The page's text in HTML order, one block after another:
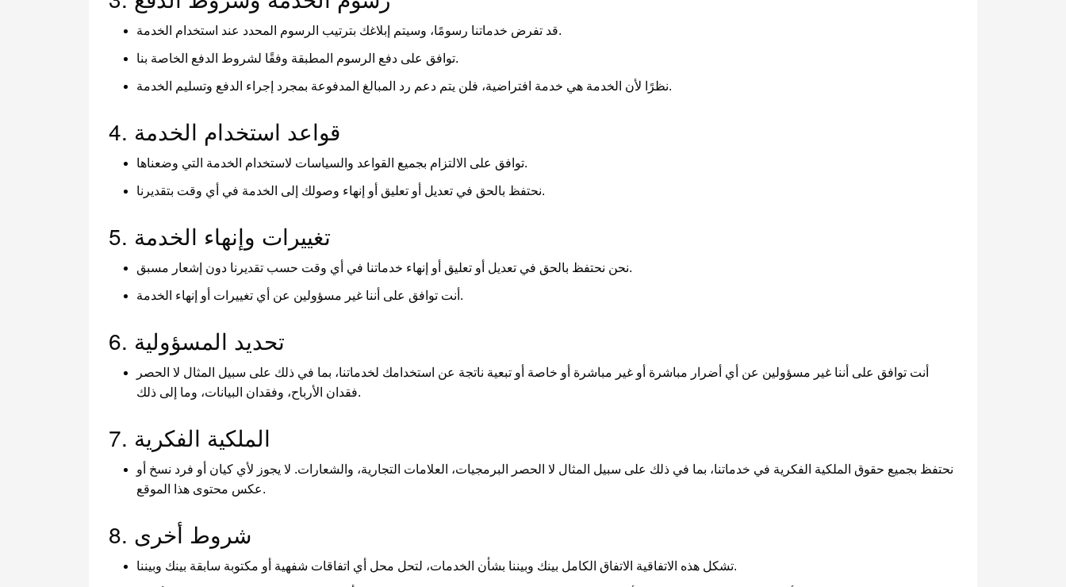
قد تفرض خدماتنا رسومًا، وسيتم إبلاغك بترتيب الرسوم المحدد عند استخدام الخدمة.
توافق على دفع الرسوم المطبقة وفقًا لشروط الدفع الخاصة بنا.
نظرًا لأن الخدمة هي خدمة افتراضية، فلن يتم دعم رد المبالغ المدفوعة بمجرد إجراء الدفع وتسليم الخدمة.
4. قواعد استخدام الخدمة
توافق على الالتزام بجميع القواعد والسياسات لاستخدام الخدمة التي وضعناها.
نحتفظ بالحق في تعديل أو تعليق أو إنهاء وصولك إلى الخدمة في أي وقت بتقديرنا.
5. تغييرات وإنهاء الخدمة
نحن نحتفظ بالحق في تعديل أو تعليق أو إنهاء خدماتنا في أي وقت حسب تقديرنا دون إشعار مسبق.
أنت توافق على أننا غير مسؤولين عن أي تغييرات أو إنهاء الخدمة.
6. تحديد المسؤولية
أنت توافق على أننا غير مسؤولين عن أي أضرار مباشرة أو غير مباشرة أو خاصة أو تبعية ناتجة عن استخدامك لخدماتنا، بما في ذلك على سبيل المثال لا الحصر
فقدان الأرباح، وفقدان البيانات، وما إلى ذلك.
7. الملكية الفكرية
نحتفظ بجميع حقوق الملكية الفكرية في خدماتنا، بما في ذلك على سبيل المثال لا الحصر البرمجيات، العلامات التجارية، والشعارات. لا يجوز لأي كيان أو فرد نسخ أو
عكس محتوى هذا الموقع.
8. شروط أخرى
تشكل هذه الاتفاقية الاتفاق الكامل بينك وبيننا بشأن الخدمات، لتحل محل أي اتفاقات شفهية أو مكتوبة سابقة بينك وبيننا.